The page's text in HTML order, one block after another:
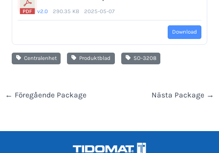
v2.0 290.35 KB 2025-05-07
Download
Centralenhet Produktblad SO-3208
← Föregående Package Nästa Package →